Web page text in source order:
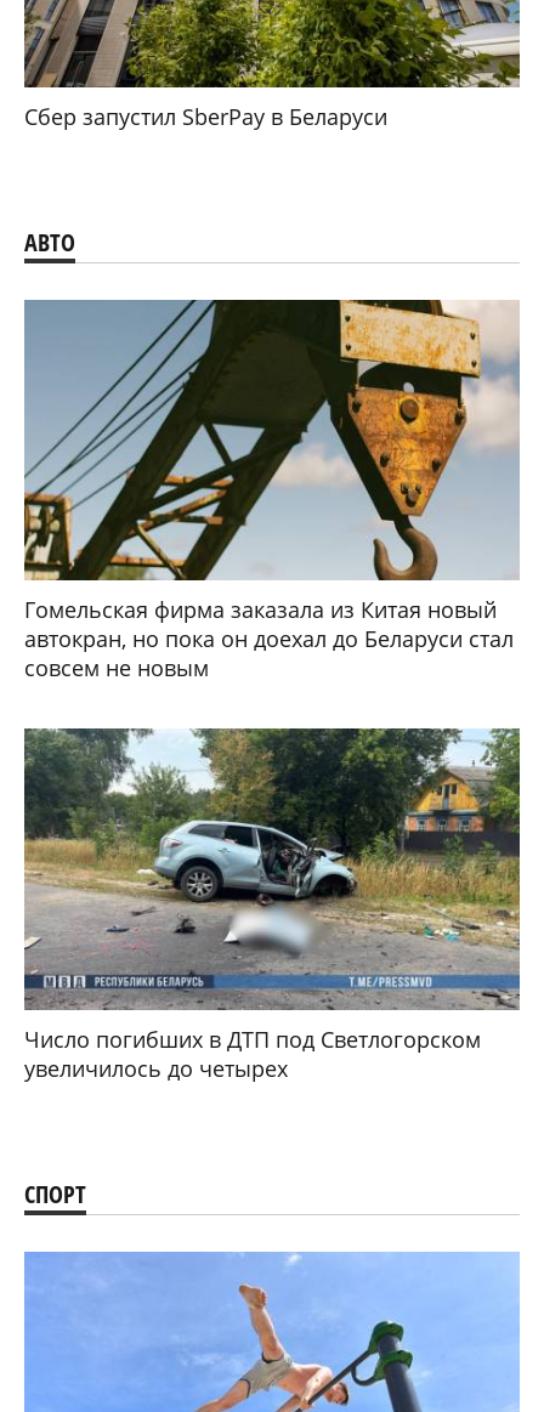
Сбер запустил SberPay в Беларуси
АВТО
Гомельская фирма заказала из Китая новый
автокран, но пока он доехал до Беларуси стал
совсем не новым
Число погибших в ДТП под Светлогорском
увеличилось до четырех
СПОРТ